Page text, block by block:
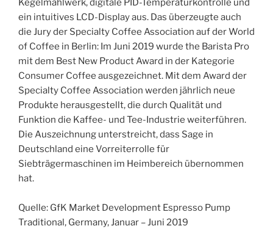
Kegelmahlwerk, digitale PID-Temperaturkontrolle und
ein intuitives LCD-Display aus. Das überzeugte auch
die Jury der Specialty Coffee Association auf der World
of Coffee in Berlin: Im Juni 2019 wurde the Barista Pro
mit dem Best New Product Award in der Kategorie
Consumer Coffee ausgezeichnet. Mit dem Award der
Specialty Coffee Association werden jährlich neue
Produkte herausgestellt, die durch Qualität und
Funktion die Kaffee- und Tee-Industrie weiterführen.
Die Auszeichnung unterstreicht, dass Sage in
Deutschland eine Vorreiterrolle für
Siebträgermaschinen im Heimbereich übernommen
hat.
Quelle: GfK Market Development Espresso Pump
Traditional, Germany, Januar – Juni 2019